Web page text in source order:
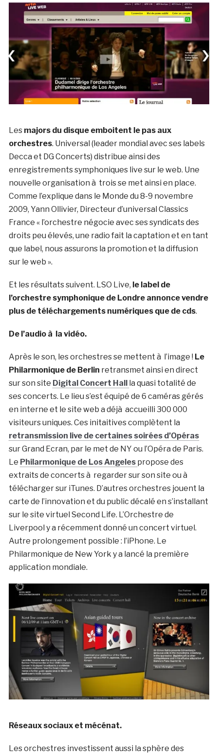
Les majors du disque emboitent le pas aux
orchestres. Universal (leader mondial avec ses labels
Decca et DG Concerts) distribue ainsi des
enregistrements symphoniques live sur le web. Une
nouvelle organisation à trois se met ainsi en place.
Comme l’explique dans le Monde du 8-9 novembre
2009, Yann Ollivier, Directeur d’universal Classics
France « l’orchestre négocie avec ses syndicats des
droits peu élevés, une radio fait la captation et en tant
que label, nous assurons la promotion et la diffusion
sur le web ».
Et les résultats suivent. LSO Live, le label de
l’orchestre symphonique de Londre annonce vendre
plus de téléchargements numériques que de cds.
De l’audio à la vidéo.
Après le son, les orchestres se mettent à l’image ! Le
Philarmonique de Berlin retransmet ainsi en direct
sur son site Digital Concert Hall la quasi totalité de
ses concerts. Le lieu s’est équipé de 6 caméras gérés
en interne et le site web a déjà accueilli 300 000
visiteurs uniques. Ces initaitives complètent la
retransmission live de certaines soirées d’Opéras
sur Grand Ecran, par le met de NY ou l’Opéra de Paris.
Le Philarmonique de Los Angeles propose des
extraits de concerts à regarder sur son site ou à
télécharger sur iTunes. D’autres orchestres jouent la
carte de l’innovation et du public décalé en s’installant
sur le site virtuel Second Life. L’Orchestre de
Liverpool y a récemment donné un concert virtuel.
Autre prolongement possible : l’iPhone. Le
Philarmonique de New York y a lancé la première
application mondiale.
Réseaux sociaux et mécénat.
Les orchestres investissent aussi la sphère des